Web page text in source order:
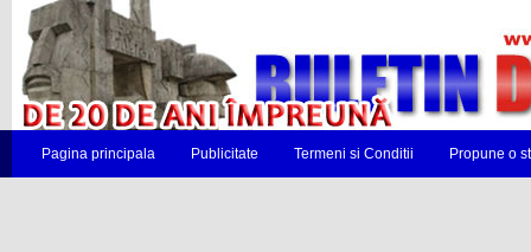
Pagina principala Publicitate Termeni si Conditii Propune o